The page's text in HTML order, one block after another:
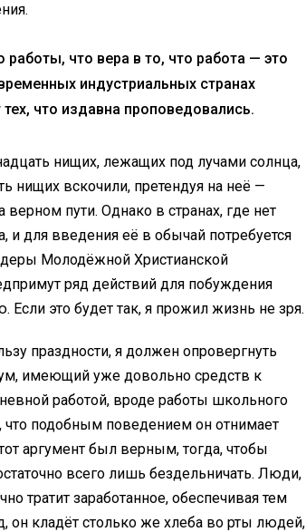
что вера в то, что работа — это
индустриальных странах
что издавна проповедовались.
нищих, лежащих под лучами солнца,
нищих вскочили, претендуя на неё —
пути. Однако в странах, где нет
и для введения её в обычай потребуется
Молодёжной Христианской
ряд действий для побуждения
это будет так, я прожил жизнь не зря.
праздности, я должен опровергнуть
имеющий уже довольно средств к
работой, вроде работы школьного
что подобным поведением он отнимает
аргумент был верным, тогда, чтобы
всего лишь бездельничать. Люди,
тратит заработанное, обеспечивая тем
он кладёт столько же хлеба во рты людей,